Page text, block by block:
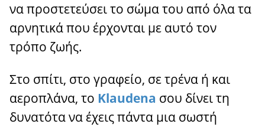
να προστετεύσει το σώμα του από όλα τα
αρνητικά που έρχονται με αυτό τον
τρόπο ζωής.
Στο σπίτι, στο γραφείο, σε τρένα ή και
αεροπλάνα, το Klaudena σου δίνει τη
δυνατότα να έχεις πάντα μια σωστή